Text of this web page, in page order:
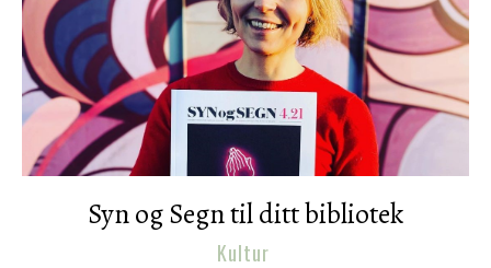
Syn og Segn til ditt bibliotek
Kultur